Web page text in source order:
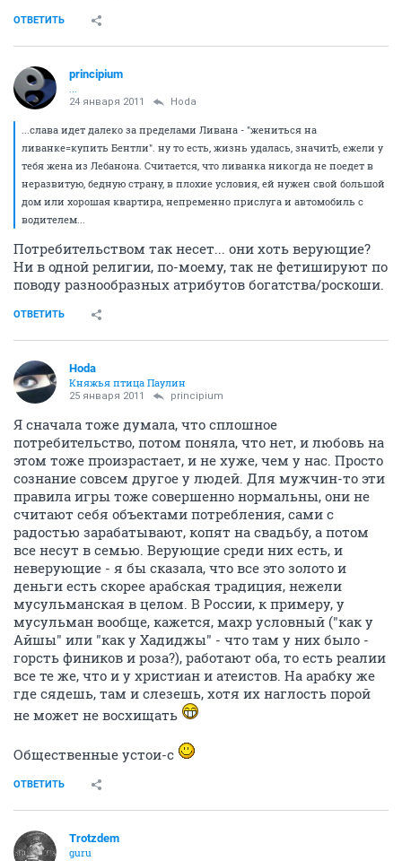
ОТВЕТИТЬ
principium
24 января 2011 Hoda
...слава идет далеко за пределами Ливана - "жениться на
ливанке=купить Бентли". ну то есть, жизнь удалась, значитЬ, ежели у
тебя жена из Лебанона. Считается, что ливанка никогда не поедет в
неразвитую, бедную страну, в плохие условия, ей нужен свой большой
дом или хорошая квартира, непременно прислуга и автомобиль с
водителем...
Потребительством так несет... они хоть верующие?
Ни в одной религии, по-моему, так не фетишируют по
поводу разнообразных атрибутов богатства/роскоши.
ОТВЕТИТЬ
Hoda
Княжья птица Паулин
25 января 2011 principium
Я сначала тоже думала, что сплошное
потребительство, потом поняла, что нет, и любовь на
этом тоже произрастает, и не хуже, чем у нас. Просто
сознание совсем другое у людей. Для мужчин-то эти
правила игры тоже совершенно нормальны, они не
считают себя объектами потребления, сами с
радостью зарабатывают, копят на свадьбу, а потом
все несут в семью. Верующие среди них есть, и
неверующие - я бы сказала, что все это золото и
деньги есть скорее арабская традиция, нежели
мусульманская в целом. В России, к примеру, у
мусульман вообще, кажется, махр условный ("как у
Айшы" или "как у Хадиджы" - что там у них было -
горсть фиников и роза?), работают оба, то есть реалии
все те же, что и у христиан и атеистов. На арабку же
где сядешь, там и слезешь, хотя их наглость порой
не может не восхищать
Общественные устои-с
ОТВЕТИТЬ
Trotzdem
guru